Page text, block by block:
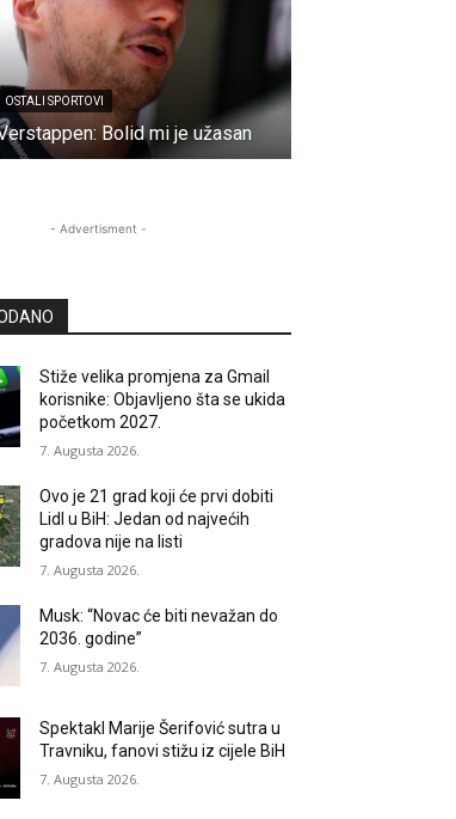
OSTALI SPORTOVI
Bolid mi je užasan
- Advertisment -
Stiže velika promjena za Gmail
korisnike: Objavljeno šta se ukida
početkom 2027.
7. Augusta 2026.
Ovo je 21 grad koji će prvi dobiti
Lidl u BiH: Jedan od najvećih
gradova nije na listi
7. Augusta 2026.
Musk: “Novac će biti nevažan do
2036. godine”
7. Augusta 2026.
Spektakl Marije Šerifović sutra u
Travniku, fanovi stižu iz cijele BiH
7. Augusta 2026.